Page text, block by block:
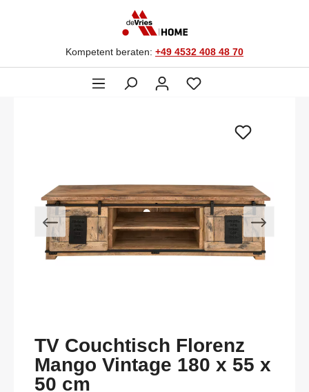
Kompetent beraten: +49 4532 408 48 70
TV Couchtisch Florenz
Mango Vintage 180 x 55 x
50 cm